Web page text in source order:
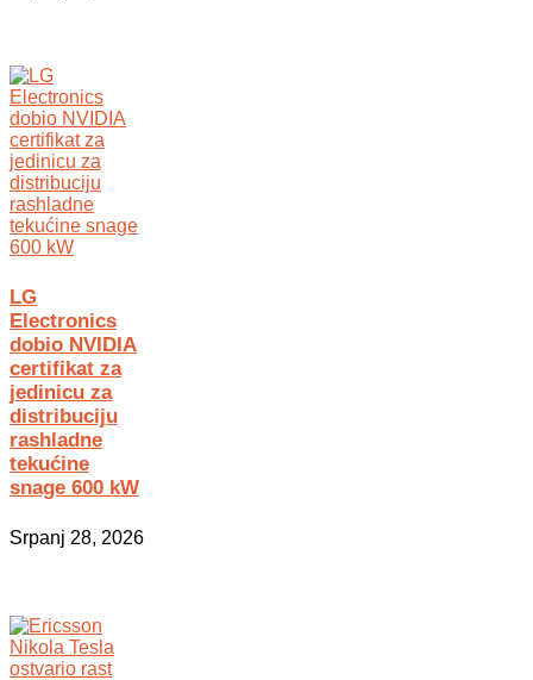
LG
Electronics
dobio NVIDIA
certifikat za
jedinicu za
distribuciju
rashladne
tekućine
snage 600 kW
Srpanj 28, 2026